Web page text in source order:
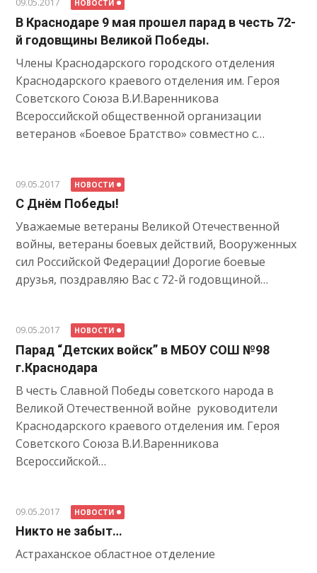
НОВОСТИ
В Краснодаре 9 мая прошел парад в честь 72-
й годовщины Великой Победы.
Члены Краснодарского городского отделения
Краснодарского краевого отделения им. Героя
Советского Союза В.И.Варенникова
Всероссийской общественной организации
ветеранов «Боевое Братство» совместно с…
09.05.2017 НОВОСТИ
С Днём Победы!
Уважаемые ветераны Великой Отечественной
войны, ветераны боевых действий, Вооруженных
сил Российской Федерации! Дорогие боевые
друзья, поздравляю Вас с 72-й годовщиной…
09.05.2017 НОВОСТИ
Парад “Детских войск” в МБОУ СОШ №98
г.Краснодара
В честь Славной Победы советского народа в
Великой Отечественной войне руководители
Краснодарского краевого отделения им. Героя
Советского Союза В.И.Варенникова
Всероссийской…
09.05.2017 НОВОСТИ
Никто не забыт…
Астраханское областное отделение